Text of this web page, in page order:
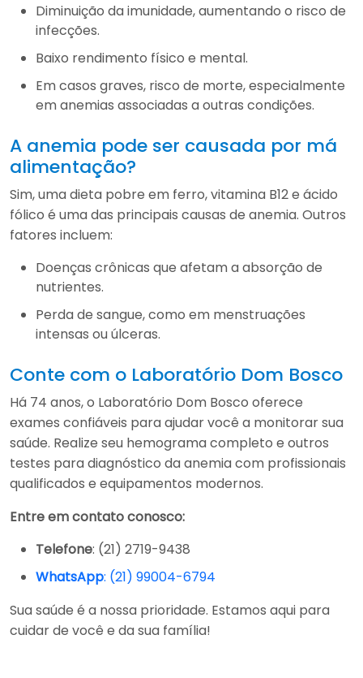
Diminuição da imunidade, aumentando o risco de
infecções.
Baixo rendimento físico e mental.
Em casos graves, risco de morte, especialmente
em anemias associadas a outras condições.
A anemia pode ser causada por má
alimentação?
Sim, uma dieta pobre em ferro, vitamina B12 e ácido
fólico é uma das principais causas de anemia. Outros
fatores incluem:
Doenças crônicas que afetam a absorção de
nutrientes.
Perda de sangue, como em menstruações
intensas ou úlceras.
Conte com o Laboratório Dom Bosco
Há 74 anos, o Laboratório Dom Bosco oferece
exames confiáveis para ajudar você a monitorar sua
saúde. Realize seu hemograma completo e outros
testes para diagnóstico da anemia com profissionais
qualificados e equipamentos modernos.
Entre em contato conosco:
Telefone: (21) 2719-9438
WhatsApp: (21) 99004-6794
Sua saúde é a nossa prioridade. Estamos aqui para
cuidar de você e da sua família!